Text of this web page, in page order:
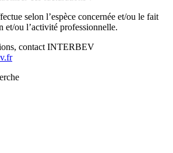
selon l’espèce concernée et/ou le fait
et/ou l’activité professionnelle.
contact INTERBEV